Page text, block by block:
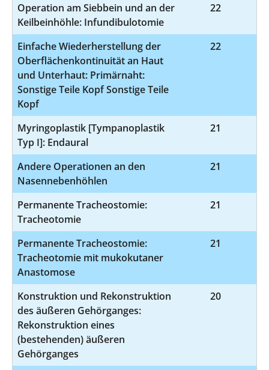
Operation am Siebbein und an der
Keilbeinhöhle: Infundibulotomie
22
Einfache Wiederherstellung der
Oberflächenkontinuität an Haut
und Unterhaut: Primärnaht:
Sonstige Teile Kopf Sonstige Teile
Kopf
22
Myringoplastik [Tympanoplastik
Typ I]: Endaural
21
Andere Operationen an den
Nasennebenhöhlen
21
Permanente Tracheostomie:
Tracheotomie
21
Permanente Tracheostomie:
Tracheotomie mit mukokutaner
Anastomose
21
Konstruktion und Rekonstruktion
des äußeren Gehörganges:
Rekonstruktion eines
(bestehenden) äußeren
Gehörganges
20